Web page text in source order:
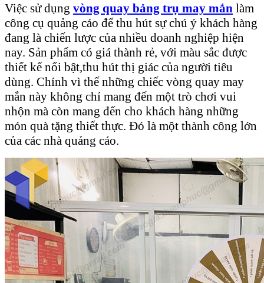
Việc sử dụng vòng quay bảng trụ may mắn làm
công cụ quảng cáo để thu hút sự chú ý khách hàng
đang là chiến lược của nhiều doanh nghiệp hiện
nay. Sản phẩm có giá thành rẻ, với màu sắc được
thiết kế nổi bật,thu hút thị giác của người tiêu
dùng. Chính vì thế những chiếc vòng quay may
mắn này không chỉ mang đến một trò chơi vui
nhộn mà còn mang đến cho khách hàng những
món quà tặng thiết thực. Đó là một thành công lớn
của các nhà quảng cáo.